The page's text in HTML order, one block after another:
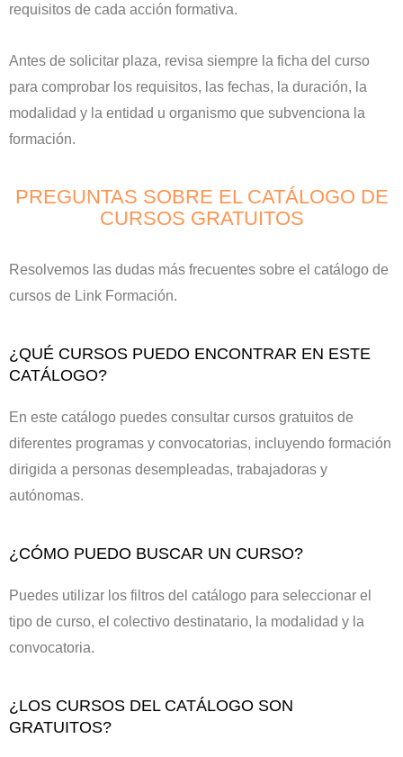
requisitos de cada acción formativa.
Antes de solicitar plaza, revisa siempre la ficha del curso
para comprobar los requisitos, las fechas, la duración, la
modalidad y la entidad u organismo que subvenciona la
formación.
PREGUNTAS SOBRE EL CATÁLOGO DE
CURSOS GRATUITOS
Resolvemos las dudas más frecuentes sobre el catálogo de
cursos de Link Formación.
¿QUÉ CURSOS PUEDO ENCONTRAR EN ESTE
CATÁLOGO?
En este catálogo puedes consultar cursos gratuitos de
diferentes programas y convocatorias, incluyendo formación
dirigida a personas desempleadas, trabajadoras y
autónomas.
¿CÓMO PUEDO BUSCAR UN CURSO?
Puedes utilizar los filtros del catálogo para seleccionar el
tipo de curso, el colectivo destinatario, la modalidad y la
convocatoria.
¿LOS CURSOS DEL CATÁLOGO SON
GRATUITOS?